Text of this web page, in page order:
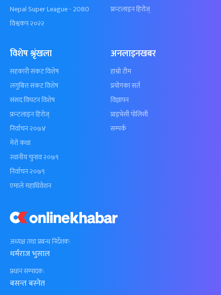
अध्यक्ष तथा प्रबन्ध निर्देशक:
धर्मराज भुसाल
प्रधान सम्पादक:
बसन्त बस्नेत
Nepal Super League - 2080
विश्वकप २०२२
फ्रन्टलाइन हिरोज्
विशेष श्रृंखला
सहकारी संकट विशेष
लगुबित्त संकट विशेष
संसद विघटन विशेष
फ्रन्टलाइन हिरोज्
निर्वाचन २०७४
मेरो कथा
स्थानीय चुनाव २०७९
निर्वाचन २०७९
एमाले महाधिवेशन
अनलाइनखबर
हाम्रो टीम
प्रयोगका सर्त
विज्ञापन
प्राइभेसी पोलिसी
सम्पर्क